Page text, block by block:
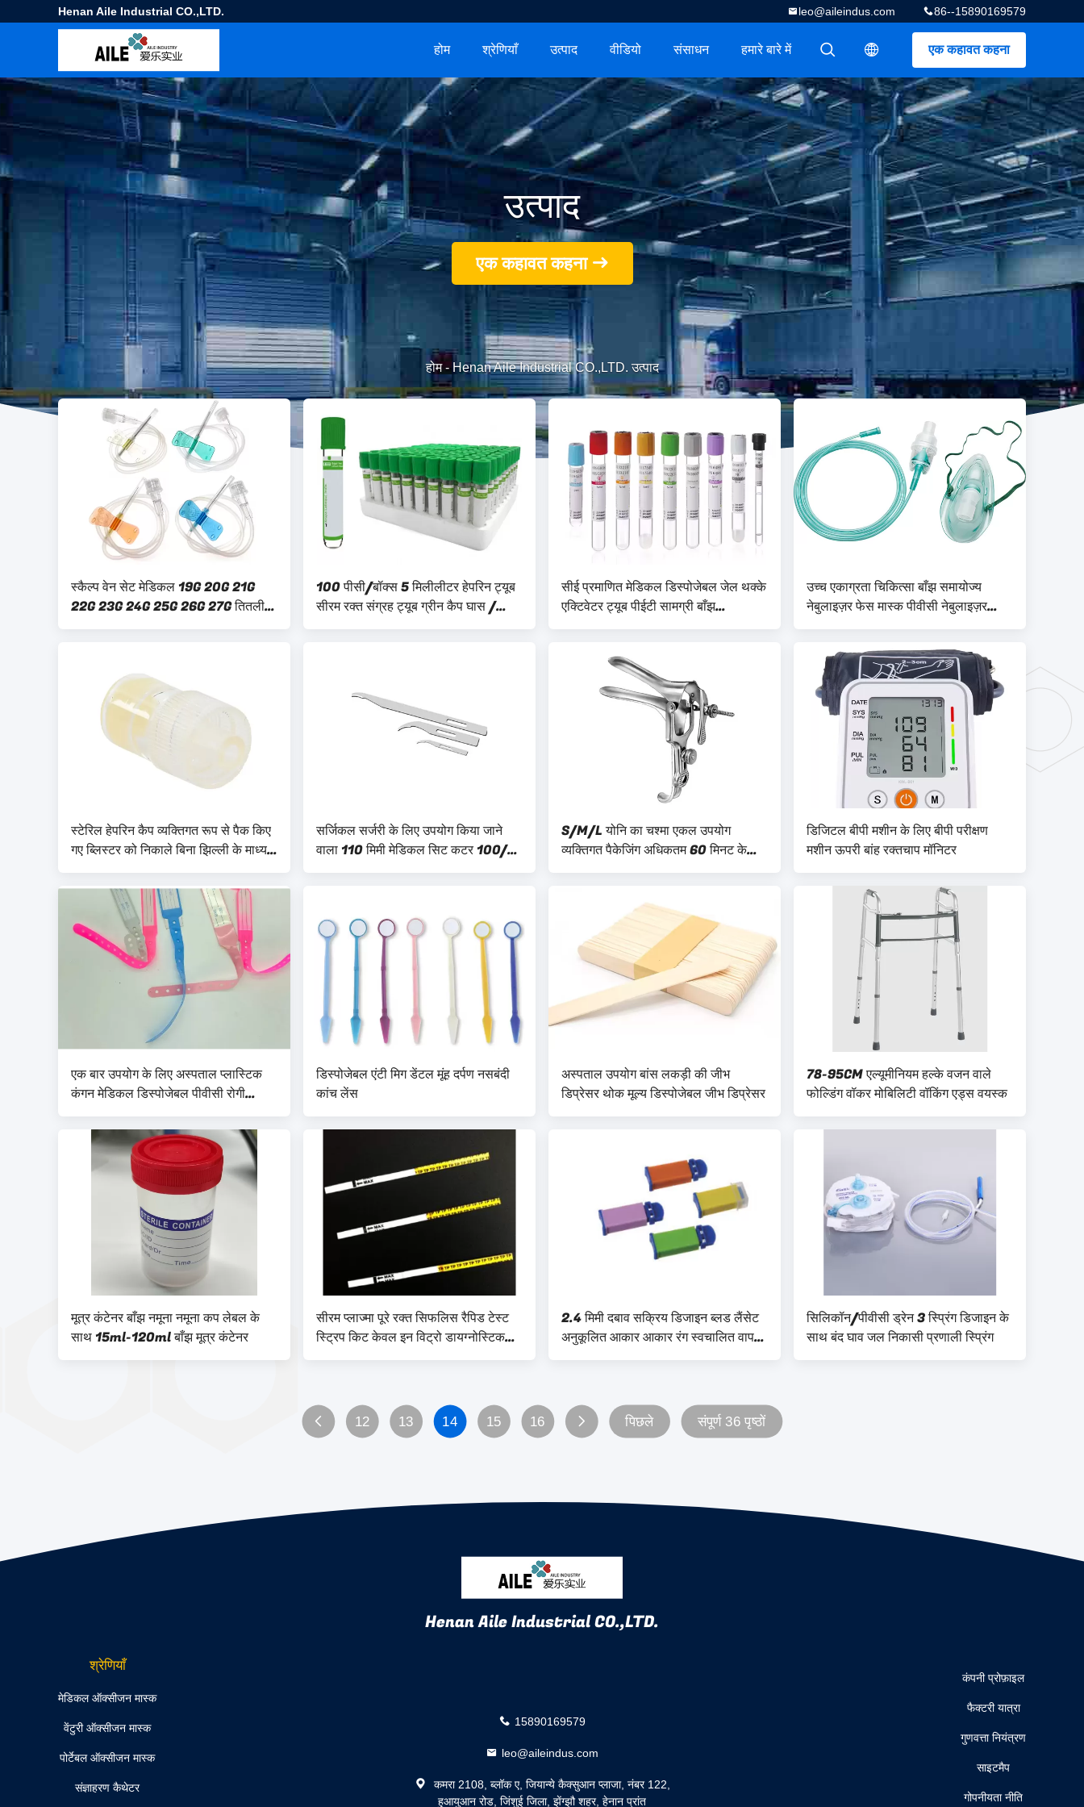
Henan Aile Industrial CO.,LTD. 86--15890169579
leo@aileindus.com
एक कहावत कहना
描述
描述
होम श्रेणियाँ उत्पाद वीडियो संसाधन हमारे बारे में
उत्पाद
एक कहावत कहना
होम- Henan Aile Industrial CO.,LTD. उत्पाद
स्कैल्प वेन सेट मेडिकल 19G 20G 21G
22G 23G 24G 25G 26G 27G तितली
सुई
100 पीसी/बॉक्स 5 मिलीलीटर हेपरिन ट्यूब
सीरम रक्त संग्रह ट्यूब ग्रीन कैप घास /
पीईटी सामग्री
सीई प्रमाणित मेडिकल डिस्पोजेबल जेल थक्के
एक्टिवेटर ट्यूब पीईटी सामग्री बाँझ
डिस्पोजेबल वैक्यूम रक्त संग्रह ट्यूब
उच्च एकाग्रता चिकित्सा बाँझ समायोज्य
नेबुलाइज़र फेस मास्क पीवीसी नेबुलाइज़र
मास्क किट
स्टेरिल हेपरिन कैप व्यक्तिगत रूप से पैक किए
गए ब्लिस्टर को निकाले बिना झिल्ली के माध्यम
से दवा या तरल पदार्थ इंजेक्ट करें
सर्जिकल सर्जरी के लिए उपयोग किया जाने
वाला 110 मिमी मेडिकल सिट कटर 100/
बॉक्स एकल उपयोग
S/M/L योनि का चश्मा एकल उपयोग
व्यक्तिगत पैकेजिंग अधिकतम 60 मिनट के
उपयोग के लिए
डिजिटल बीपी मशीन के लिए बीपी परीक्षण
मशीन ऊपरी बांह रक्तचाप मॉनिटर
एक बार उपयोग के लिए अस्पताल प्लास्टिक
कंगन मेडिकल डिस्पोजेबल पीवीसी रोगी
पहचान कंगन
डिस्पोजेबल एंटी मिग डेंटल मूंह दर्पण नसबंदी
कांच लेंस
अस्पताल उपयोग बांस लकड़ी की जीभ
डिप्रेसर थोक मूल्य डिस्पोजेबल जीभ डिप्रेसर
78-95CM एल्यूमीनियम हल्के वजन वाले
फोल्डिंग वॉकर मोबिलिटी वॉकिंग एड्स वयस्क
मूत्र कंटेनर बाँझ नमूना नमूना कप लेबल के
साथ 15ml-120ml बाँझ मूत्र कंटेनर
सीरम प्लाज्मा पूरे रक्त सिफलिस रैपिड टेस्ट
स्ट्रिप किट केवल इन विट्रो डायग्नोस्टिक
उपयोग के लिए
2.4 मिमी दबाव सक्रिय डिजाइन ब्लड लैंसेट
अनुकूलित आकार आकार रंग स्वचालित वापस
लेने की सुई
सिलिकॉन/पीवीसी ड्रेन 3 स्प्रिंग डिजाइन के
साथ बंद घाव जल निकासी प्रणाली स्प्रिंग
12 13 14 15 16 पिछले संपूर्ण 36 पृष्ठों
Henan Aile Industrial CO.,LTD.
श्रेणियाँ
मेडिकल ऑक्सीजन मास्क
वेंटुरी ऑक्सीजन मास्क
पोर्टेबल ऑक्सीजन मास्क
संज्ञाहरण कैथेटर
15890169579
leo@aileindus.com
कमरा 2108, ब्लॉक ए, जियान्ये कैक्सुआन प्लाजा, नंबर 122,
हुआयुआन रोड, जिंशुई जिला, झेंग्झौ शहर, हेनान प्रांत
कंपनी प्रोफ़ाइल
फैक्टरी यात्रा
गुणवत्ता नियंत्रण
साइटमैप
गोपनीयता नीति